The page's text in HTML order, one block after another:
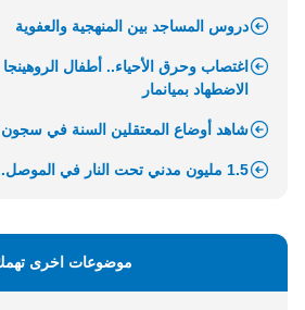
دروس المساجد بين المنهجية والعفوية
اغتصاب وحرق الأحياء.. أطفال
الاضطهاد بميانمار
شاهد أوضاع المعتقلين السنة في سجون
1.5 مليون مدني تحت النار في الموصل.. وقلق أممي!
موضوعات اخرى